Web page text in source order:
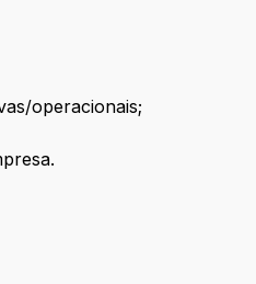
operacionais;